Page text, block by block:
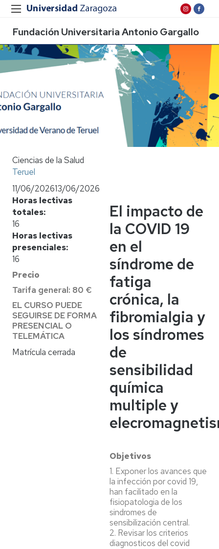
Fundación Universitaria Antonio Gargallo
Ciencias de la Salud
Teruel
11/06/202613/06/2026
Horas lectivas
totales
16
Horas lectivas
presenciales
16
Precio
Tarifa general: 80 €
EL CURSO PUEDE
SEGUIRSE DE FORMA
PRESENCIAL O
TELEMÁTICA
Matrícula cerrada
El impacto de
la COVID 19
en el
síndrome de
fatiga
crónica, la
fibromialgia y
los síndromes
de
sensibilidad
química
multiple y
Objetivos
1. Exponer los avances que
la infección por covid 19,
han facilitado en la
fisiopatologia de los
sindromes de
sensibilización central.
2. Revisar los criterios
diagnosticos del covid